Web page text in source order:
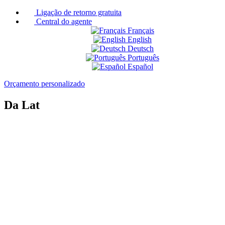
Ligação de retorno gratuita
Central do agente
Français
English
Deutsch
Português
Español
Orçamento personalizado
Da Lat